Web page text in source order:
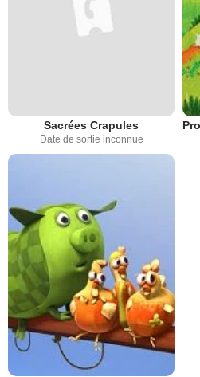
Sacrées Crapules
Date de sortie inconnue